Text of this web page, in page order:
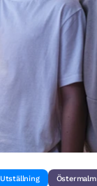
Utställning Östermalm